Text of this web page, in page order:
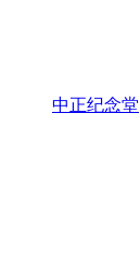
中正纪念堂